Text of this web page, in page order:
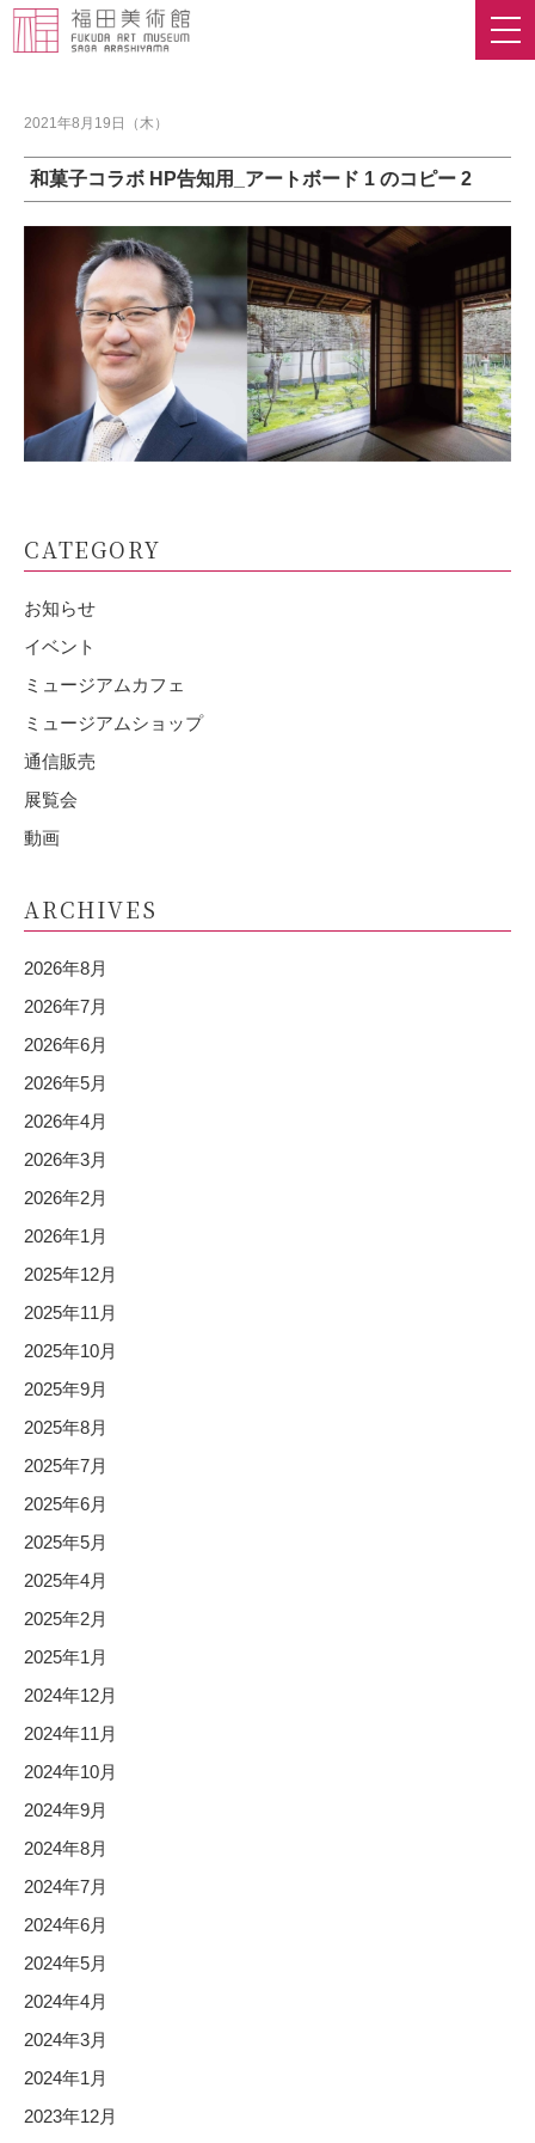
2021年8月19日（木）
和菓子コラボ HP告知用_アートボード 1 のコピー 2
CATEGORY
お知らせ
イベント
ミュージアムカフェ
ミュージアムショップ
通信販売
展覧会
動画
ARCHIVES
2026年8月
2026年7月
2026年6月
2026年5月
2026年4月
2026年3月
2026年2月
2026年1月
2025年12月
2025年11月
2025年10月
2025年9月
2025年8月
2025年7月
2025年6月
2025年5月
2025年4月
2025年2月
2025年1月
2024年12月
2024年11月
2024年10月
2024年9月
2024年8月
2024年7月
2024年6月
2024年5月
2024年4月
2024年3月
2024年1月
2023年12月